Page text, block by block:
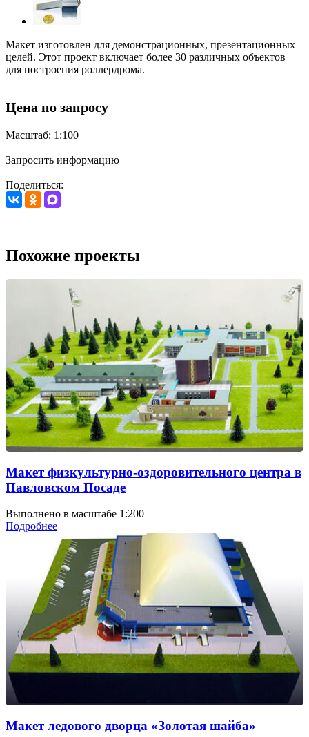
Макет изготовлен для демонстрационных, презентационных
целей. Этот проект включает более 30 различных объектов
для построения роллердрома.
Цена по запросу
Масштаб: 1:100
Запросить информацию
Поделиться:
Похожие проекты
Макет физкультурно-оздоровительного центра в
Павловском Посаде
Выполнено в масштабе 1:200
Подробнее
Макет ледового дворца «Золотая шайба»